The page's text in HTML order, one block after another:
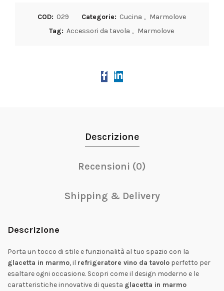
COD: 029 Categorie: Cucina , Marmolove
Tag: Accessori da tavola , Marmolove
Descrizione
Recensioni (0)
Shipping & Delivery
Descrizione
Porta un tocco di stile e funzionalità al tuo spazio con la
glacetta in marmo, il refrigeratore vino da tavolo perfetto per
esaltare ogni occasione. Scopri come il design moderno e le
caratteristiche innovative di questa glacetta in marmo